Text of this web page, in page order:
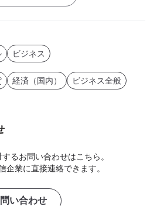
ビジネス
経済（国内） ビジネス全般
るお問い合わせはこちら。
企業に直接連絡できます。
い合わせ